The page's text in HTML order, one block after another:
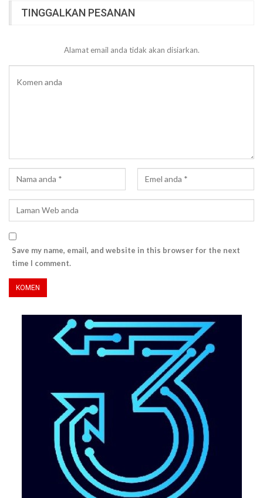
TINGGALKAN PESANAN
Alamat email anda tidak akan disiarkan.
Save my name, email, and website in this browser for the next
time I comment.